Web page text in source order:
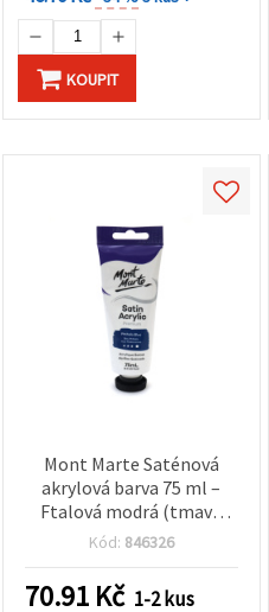
KOUPIT
Mont Marte Saténová
akrylová barva 75 ml –
Ftalová modrá (tmavě
modrá)
Kód: 846326
70.91 Kč 1-2 kus